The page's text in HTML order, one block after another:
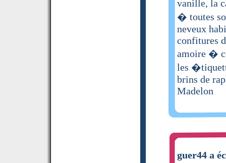
vanille, la
� toutes
neveux
confitures
amoire �
les
brins de
Madelon
guer44 a